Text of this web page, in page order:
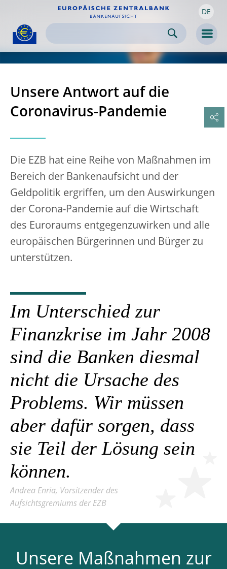
Skip to
content DE
Unsere Antwort auf die
Coronavirus-Pandemie
Im Unterschied zur
Finanzkrise im Jahr 2008
sind die Banken diesmal
nicht die Ursache des
Problems. Wir müssen
aber dafür sorgen, dass
sie Teil der Lösung sein
können.
Andrea Enria, Vorsitzender des
Aufsichtsgremiums der EZB
Die EZB hat eine Reihe von Maßnahmen im
Bereich der Bankenaufsicht und der
Geldpolitik ergriffen, um den Auswirkungen
der Corona-Pandemie auf die Wirtschaft
des Euroraums entgegenzuwirken und alle
europäischen Bürgerinnen und Bürger zu
unterstützen.
Unsere Maßnahmen zur